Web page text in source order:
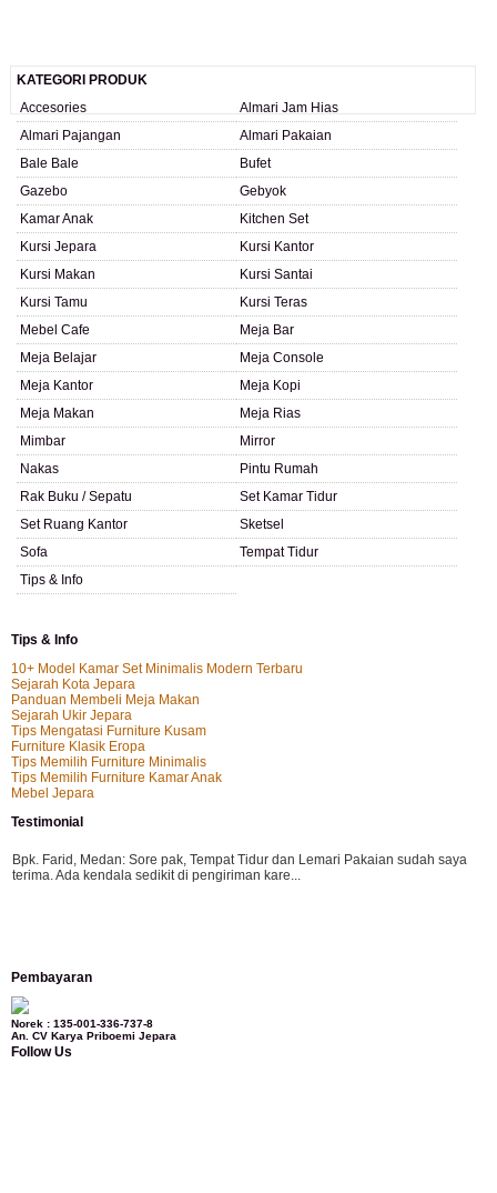
KATEGORI PRODUK
Accesories
Almari Jam Hias
Almari Pajangan
Almari Pakaian
Bale Bale
Bufet
Gazebo
Gebyok
Kamar Anak
Kitchen Set
Kursi Jepara
Kursi Kantor
Kursi Makan
Kursi Santai
Kursi Tamu
Kursi Teras
Mebel Cafe
Meja Bar
Meja Belajar
Meja Console
Meja Kantor
Meja Kopi
Meja Makan
Meja Rias
Mimbar
Mirror
Nakas
Pintu Rumah
Rak Buku / Sepatu
Set Kamar Tidur
Set Ruang Kantor
Sketsel
Sofa
Tempat Tidur
Tips & Info
Tips & Info
10+ Model Kamar Set Minimalis Modern Terbaru
Sejarah Kota Jepara
Panduan Membeli Meja Makan
Sejarah Ukir Jepara
Tips Mengatasi Furniture Kusam
Furniture Klasik Eropa
Tips Memilih Furniture Minimalis
Tips Memilih Furniture Kamar Anak
Mebel Jepara
Testimonial
Bpk. Farid, Medan: Sore pak, Tempat Tidur dan Lemari Pakaian sudah saya
terima. Ada kendala sedikit di pengiriman kare...
kursi teras saya sudah saya terima dan p...
Pembayaran
Norek : 135-001-336-737-8
An. CV Karya Priboemi Jepara
Follow Us